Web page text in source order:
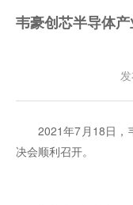
韦豪创芯半导体
2021年7月18日，
决会顺利召开。